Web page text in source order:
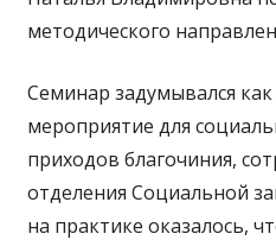
методического
Семинар задумывался
мероприятие для
приходов благочиния,
отделения Социальной
на практике оказалось,